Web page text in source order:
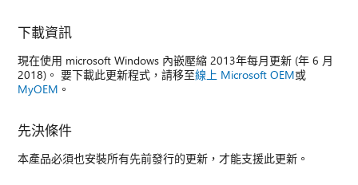
下載資訊
現在使用 microsoft Windows 內嵌壓縮 2013年每月更新 (年 6 月
2018)。 要下載此更新程式，請移至線上 Microsoft OEM或
MyOEM 。
先決條件
本產品必須也安裝所有先前發行的更新，才能支援此更新。